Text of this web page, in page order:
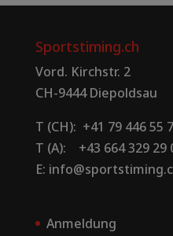
Sportstiming.ch
Vord. Kirchstr. 2
CH-9444 Diepoldsau
T (CH): +41 79 446 55
T (A): +43 664 329 29
E:
Anmeldung